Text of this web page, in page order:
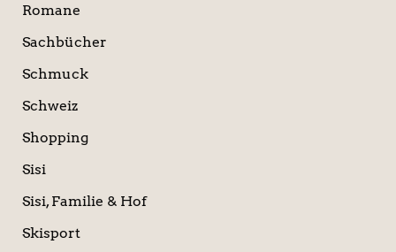
Romane
Sachbücher
Schmuck
Schweiz
Shopping
Sisi
Sisi, Familie & Hof
Skisport